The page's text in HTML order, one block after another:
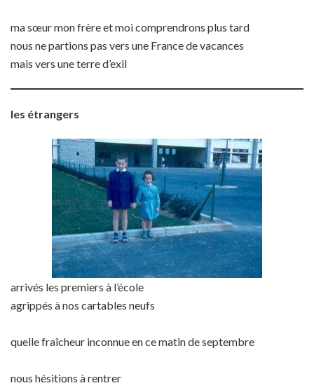
ma sœur mon frère et moi comprendrons plus tard
nous ne partions pas vers une France de vacances
mais vers une terre d’exil
les étrangers
arrivés les premiers à l’école
agrippés à nos cartables neufs
quelle fraîcheur inconnue en ce matin de septembre
nous hésitions à rentrer